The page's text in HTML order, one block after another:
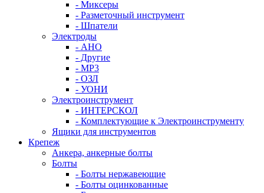
- Миксеры
- Разметочный инструмент
- Шпатели
Электроды
- АНО
- Другие
- МР3
- ОЗЛ
- УОНИ
Электроинструмент
- ИНТЕРСКОЛ
- Комплектующие к Электроинструменту
Ящики для инструментов
Крепеж
Анкера, анкерные болты
Болты
- Болты нержавеющие
- Болты оцинкованные